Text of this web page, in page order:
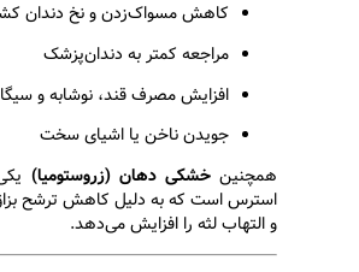
کاهش مسواک‌زدن و نخ دندان
مراجعه کمتر به دندان‌پزشک
افزایش مصرف قند، نوشابه و
جویدن ناخن یا اشیای سخت
همچنینخشکی دهان (زروستومیا)
استرس است که به دلیل کاهش ترشح
و التهاب لثه را افزایش می‌دهد.